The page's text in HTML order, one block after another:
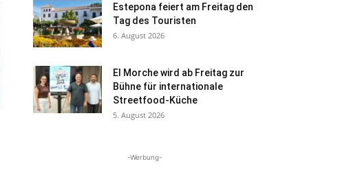
Estepona feiert am Freitag den
Tag des Touristen
6. August 2026
El Morche wird ab Freitag zur
Bühne für internationale
Streetfood-Küche
5. August 2026
-Werbung-